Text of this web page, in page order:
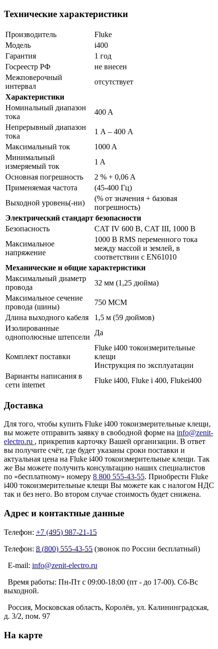
Технические характеристики
Производитель
Fluke
Модель
i400
Гарантия
1 год
Госреестр РФ
не внесен
Межповерочный
интервал
отсутствует
Характеристики
Номинальный диапазон
тока
400 A
Непрерывный диапазон
тока
1 А – 400 А
Максимальный ток
1000 A
Минимальный
измеряемый ток
1 A
Основная погрешность
2 % + 0,06 A
Применяемая частота
(45-400 Гц)
Выходной уровень(-ни)
(% от значения + базовая
погрешность)
Электрический стандарт безопасности
Безопасность
CAT IV 600 В, CAT III, 1000 В
Максимальное
напряжение
1000 В RMS переменного тока
между массой и землей, в
соответствии с EN61010
Механические и общие характеристики
Максимальный диаметр
провода
32 мм (1,25 дюйма)
Максимальное сечение
провода (шины)
750 MCM
Длина выходного кабеля
1,5 м (59 дюймов)
Изолированные
однополюсные штепсели
Да
Комплект поставки
Fluke i400 токоизмерительные
клещи
Инструкция по эксплуатации
Варианты написания в
сети internet
Fluke i400, Fluke i 400, Flukei400
Доставка
Для того, чтобы купить Fluke i400 токоизмерительные клещи,
вы можете отправить заявку в свободной форме на info@zenit-
electro.ru , прикрепив карточку Вашей организации. В ответ
вы получите счёт, где будет указаны сроки поставки и
актуальная цена на Fluke i400 токоизмерительные клещи. Так
же Вы можете получить консультацию наших специалистов
по «бесплатному» номеру 8 800 555-43-55. Приобрести Fluke
i400 токоизмерительные клещи Вы можете как с налогом НДС
так и без него. Во втором случае стоимость будет снижена.
Адрес и контактные данные
Телефон: +7 (495) 987-21-15
Телефон: 8 (800) 555-43-55 (звонок по России бесплатный)
E-mail: info@zenit-electro.ru
Время работы: Пн-Пт с 09:00-18:00 (пт - до 17-00). Сб-Вс
выходной.
Россия, Московская область, Королёв, ул. Калининградская,
д. 3/2, пом. 97
На карте